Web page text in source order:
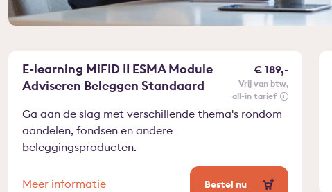
E-learning MiFID II ESMA Module
Adviseren Beleggen Standaard
€ 189,-
vrij van btw
all-in tarief
Ga aan de slag met verschillende thema's rondom
aandelen, fondsen en andere
beleggingsproducten.
Meer informatie Bestel nu